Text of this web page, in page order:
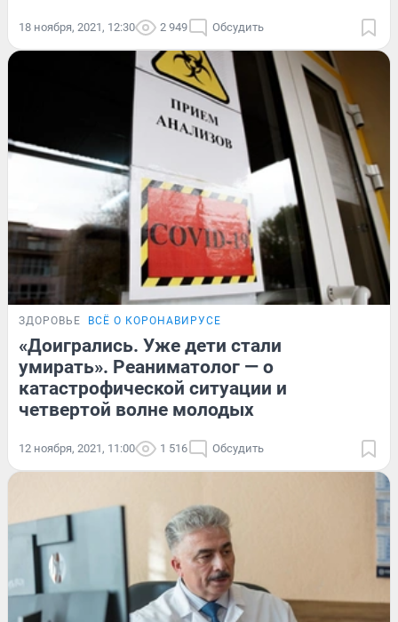
18 ноября, 2021, 12:30 2 949 Обсудить
ЗДОРОВЬЕ ВСЁ О КОРОНАВИРУСЕ
«Доигрались. Уже дети стали
умирать». Реаниматолог — о
катастрофической ситуации и
четвертой волне молодых
12 ноября, 2021, 11:00 1 516 Обсудить